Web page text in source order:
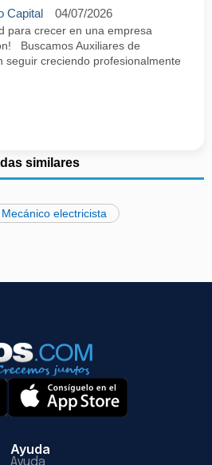
Capital 04/07/2026
para crecer en una empresa
Buscamos Auxiliares de
seguir creciendo profesionalmente
similares
Mecánico electricista
Ayuda
Ayuda